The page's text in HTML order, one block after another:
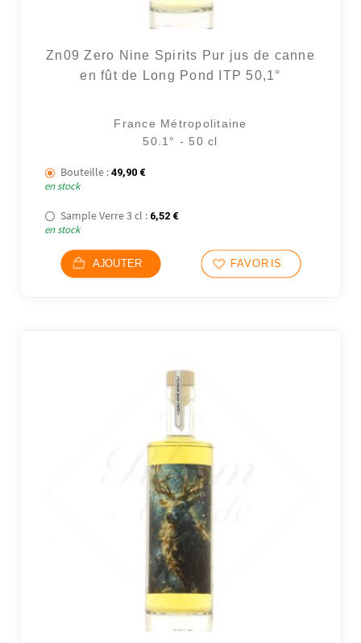
Zn09 Zero Nine Spirits Pur jus de canne
en fût de Long Pond ITP 50,1°
France Métropolitaine
50.1° - 50 cl
Bouteille : 49,90 €
en stock
Sample Verre 3 cl : 6,52 €
en stock
AJOUTER FAVORIS